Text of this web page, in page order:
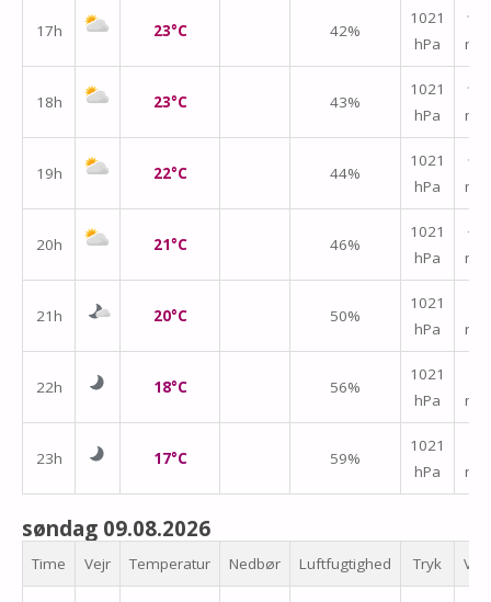
17h 23°C 42%
1021
hPa
↑
m/s
18h 23°C 43%
1021
hPa
↑
m/s
19h 22°C 44%
1021
hPa
↑
m/s
20h 21°C 46%
1021
hPa
↑
m/s
21h 20°C 50%
1021
hPa
m/s
22h 18°C 56%
1021
hPa
m/s
23h 17°C 59%
1021
hPa
m/s
søndag 09.08.2026
Time Vejr Temperatur Nedbør Luftfugtighed Tryk